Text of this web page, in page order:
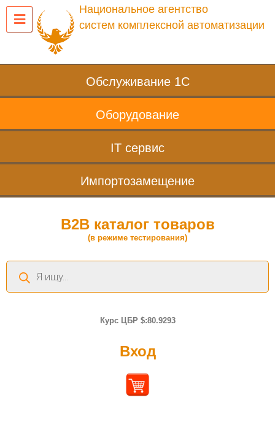
Национальное агентство
систем комплексной автоматизации
Обслуживание 1С
Оборудование
IT сервис
Импортозамещение
B2B каталог товаров
(в режиме тестирования)
Поиск
товаров
Курс ЦБР $:80.9293
Вход